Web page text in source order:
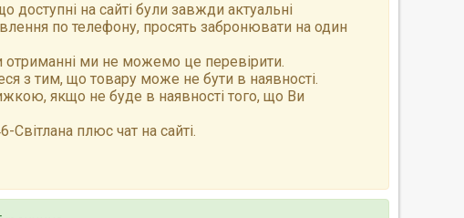
доступні на сайті були завжди актуальні
по телефону, просять забронювати на один
отриманні ми не можемо це перевірити.
з тим, що товару може не бути в наявності.
якщо не буде в наявності того, що Ви
плюс чат на сайті.